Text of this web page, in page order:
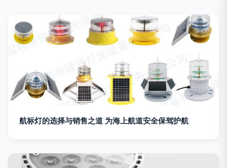
航标灯的选择与销售之道 为海上航道安全保驾护航